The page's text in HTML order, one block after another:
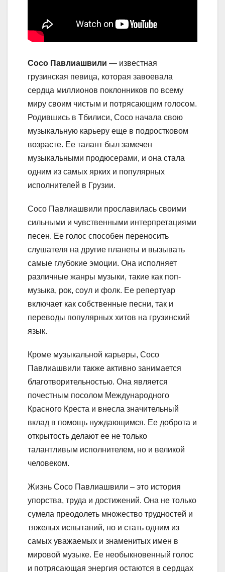
Сосо Павлиашвили — известная
грузинская певица, которая завоевала
сердца миллионов поклонников по всему
миру своим чистым и потрясающим голосом.
Родившись в Тбилиси, Сосо начала свою
музыкальную карьеру еще в подростковом
возрасте. Ее талант был замечен
музыкальными продюсерами, и она стала
одним из самых ярких и популярных
исполнителей в Грузии.
Сосо Павлиашвили прославилась своими
сильными и чувственными интерпретациями
песен. Ее голос способен переносить
слушателя на другие планеты и вызывать
самые глубокие эмоции. Она исполняет
различные жанры музыки, такие как поп-
музыка, рок, соул и фолк. Ее репертуар
включает как собственные песни, так и
переводы популярных хитов на грузинский
язык.
Кроме музыкальной карьеры, Сосо
Павлиашвили также активно занимается
благотворительностью. Она является
почестным посолом Международного
Красного Креста и внесла значительный
вклад в помощь нуждающимся. Ее доброта и
открытость делают ее не только
талантливым исполнителем, но и великой
человеком.
Жизнь Сосо Павлиашвили – это история
упорства, труда и достижений. Она не только
сумела преодолеть множество трудностей и
тяжелых испытаний, но и стать одним из
самых уважаемых и знаменитых имен в
мировой музыке. Ее необыкновенный голос
и потрясающая энергия остаются в сердцах